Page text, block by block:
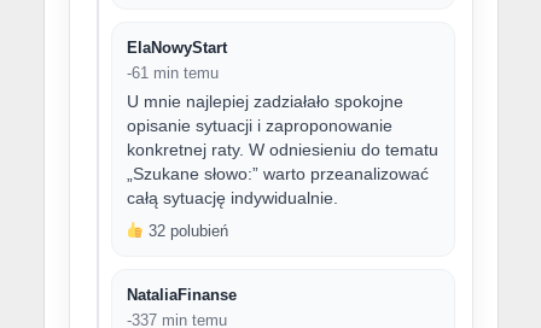
ElaNowyStart
-61 min temu
U mnie najlepiej zadziałało spokojne
opisanie sytuacji i zaproponowanie
konkretnej raty. W odniesieniu do tematu
„Szukane słowo:” warto przeanalizować
całą sytuację indywidualnie.
32 polubień
NataliaFinanse
-337 min temu